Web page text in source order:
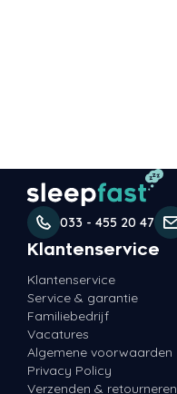
033 - 455 20 47
Klantenservice
Klantenservice
Service & garantie
Familiebedrijf
Vacatures
Algemene voorwaarden
Privacy Policy
Verzenden & retourneren